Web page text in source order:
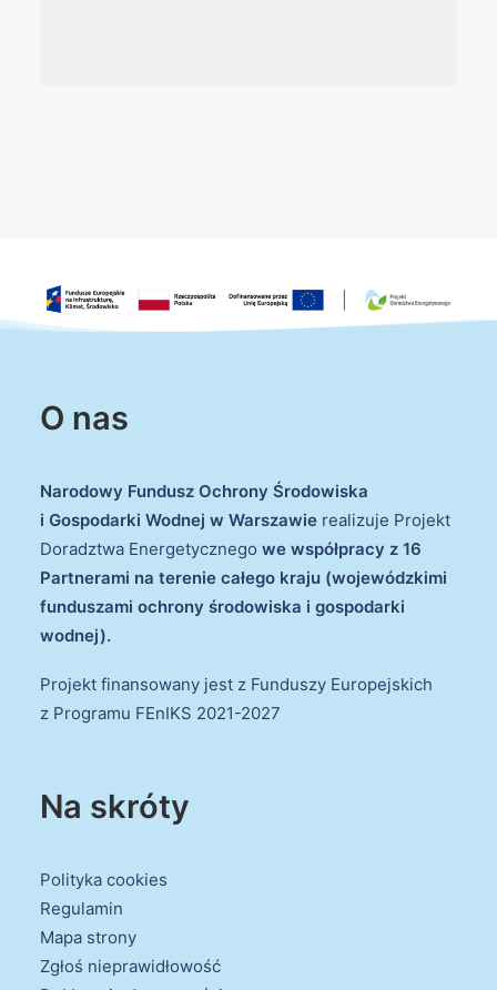
O nas
Narodowy Fundusz Ochrony Środowiska
i Gospodarki Wodnej w Warszawie realizuje Projekt
Doradztwa Energetycznego we współpracy z 16
Partnerami na terenie całego kraju (wojewódzkimi
funduszami ochrony środowiska i gospodarki
wodnej).
Projekt finansowany jest z Funduszy Europejskich
z Programu FEnIKS 2021-2027
Na skróty
Polityka cookies
Regulamin
Mapa strony
Zgłoś nieprawidłowość